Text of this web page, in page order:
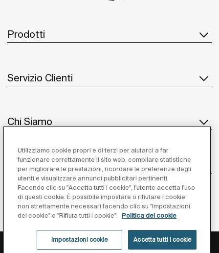
Prodotti
Servizio Clienti
Chi Siamo
Ispirazione
Seguiteci
Privacy Policy Avviso Legale Cookies Policy
Utilizziamo cookie propri e di terzi per aiutarci a far
funzionare correttamente il sito web, compilare statistiche
per migliorare le prestazioni, ricordare le preferenze degli
utenti e visualizzare annunci pubblicitari pertinenti.
Facendo clic su "Accetta tutti i cookie", l'utente accetta l'uso
di questi cookie. È possibile impostare o rifiutare i cookie
non strettamente necessari facendo clic su "Impostazioni
dei cookie" o "Rifiuta tutti i cookie".
Politica dei cookie
Impostazioni cookie Accetta tutti i cookie